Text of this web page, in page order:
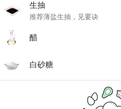
生抽
推荐薄盐生抽，见要诀
醋
白砂糖